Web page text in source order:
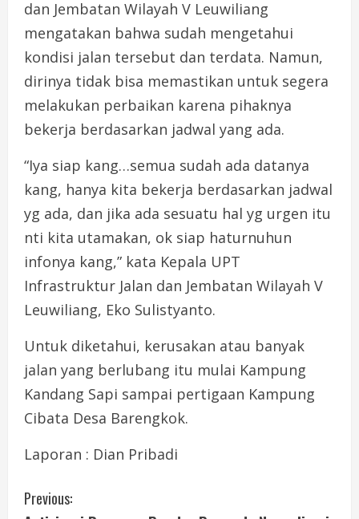
dan Jembatan Wilayah V Leuwiliang
mengatakan bahwa sudah mengetahui
kondisi jalan tersebut dan terdata. Namun,
dirinya tidak bisa memastikan untuk segera
melakukan perbaikan karena pihaknya
bekerja berdasarkan jadwal yang ada.
“Iya siap kang…semua sudah ada datanya
kang, hanya kita bekerja berdasarkan jadwal
yg ada, dan jika ada sesuatu hal yg urgen itu
nti kita utamakan, ok siap haturnuhun
infonya kang,” kata Kepala UPT
Infrastruktur Jalan dan Jembatan Wilayah V
Leuwiliang, Eko Sulistyanto.
Untuk diketahui, kerusakan atau banyak
jalan yang berlubang itu mulai Kampung
Kandang Sapi sampai pertigaan Kampung
Cibata Desa Barengkok.
Laporan : Dian Pribadi
C
Previous: